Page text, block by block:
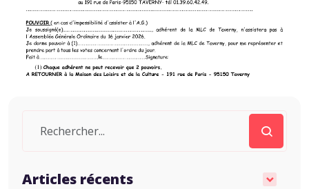
Articles récents